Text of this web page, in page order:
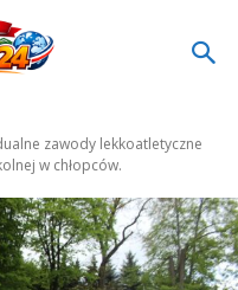
zawody lekkoatletyczne
w chłopców.